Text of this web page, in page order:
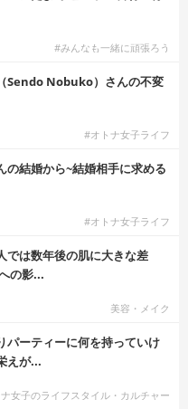
#みんなも一緒に頑張ろう
Sendo Nobuko）さんの不変
#オトナ女子ライフ
の結婚から~結婚相手に求める
#オトナ女子ライフ
では数年後の肌に大きな差
の影...
美容・メイク
パーティーに何を持っていけ
えが...
女子のライフスタイル・カルチャー